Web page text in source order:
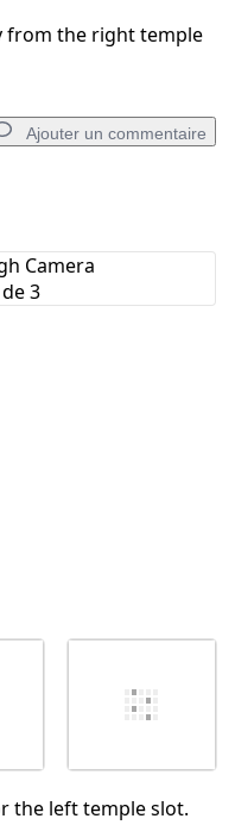
from the right temple
Ajouter un commentaire
the left temple slot.